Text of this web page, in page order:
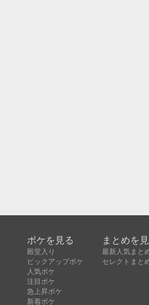
ボケを見る
殿堂入り
ピックアップボケ
人気ボケ
注目ボケ
急上昇ボケ
新着ボケ
まとめを
最新人気まと
セレクトまと